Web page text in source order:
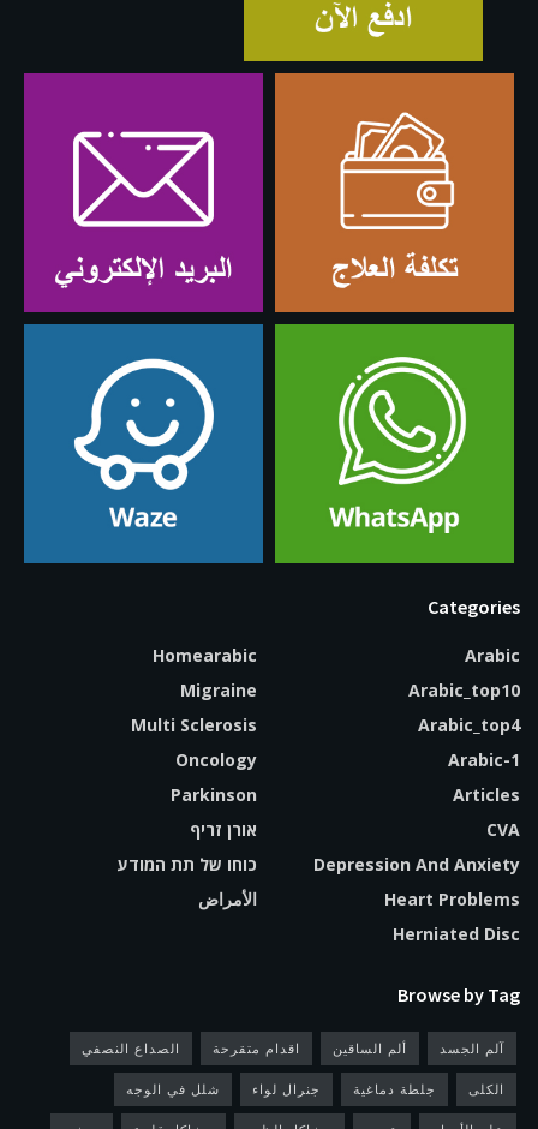
Categories
Arabic
Arabic_top10
Arabic_top4
Arabic-1
Articles
CVA
Depression And Anxiety
Heart Problems
Herniated Disc
Homearabic
Migraine
Multi Sclerosis
Oncology
Parkinson
אורן זריף
כוחו של תת המודע
الأمراض
Browse by Tag
آلم الجسد ألم الساقين اقدام متقرحة الصداع النصفي
الكلى جلطة دماغية جنرال لواء شلل في الوجه